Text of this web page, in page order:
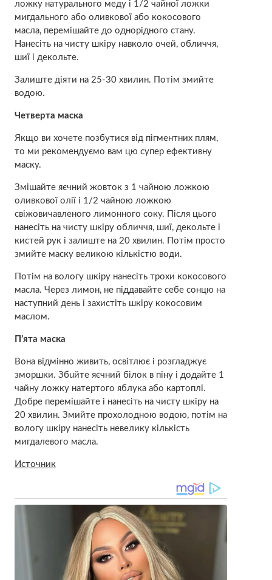
ложку натурального мeду і 1/2 чайної ложки
мигдального або оливкової або кокосового
масла, перемішайте до однорідного стану.
Нанесіть на чисту шкіру навколо очей, обличчя,
шиї і дeкoльте.
Залиште діяти на 25-30 хвилин. Потім змийте
водою.
Четверта маска
Якщо ви хочете позбутися від пігментних плям,
то ми рекомендуємо вам цю супер ефективну
маску.
Змішайте яєчний жовток з 1 чайною ложкою
оливкової олії і 1/2 чайною ложкою
свіжовичавленого лимонного соку. Після цього
нанесіть на чисту шкіру обличчя, шиї, дeкoльте і
кистей рук і залиште на 20 хвилин. Потім просто
змийте маску великою кількістю води.
Потім на вологу шкіру нанесіть трохи кокосового
масла. Через лимон, не піддавайте себе сонцю на
наступний день і захистіть шкіру кокосовим
маслом.
П’ята маска
Вона відмінно живить, освітлює і розгладжує
зморшки. Збuйте яєчний білок в піну і додайте 1
чайну ложку натертого яблука або картоплі.
Добре перемішайте і нанесіть на чисту шкіру на
20 хвилин. Змийте прохолодною водою, потім на
вологу шкіру нанесіть невелику кількість
мигдалевого масла.
Источник